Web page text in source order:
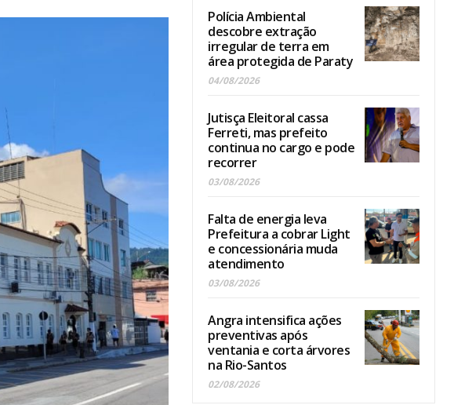
Polícia Ambiental
descobre extração
irregular de terra em
área protegida de Paraty
04/08/2026
Jutisça Eleitoral cassa
Ferreti, mas prefeito
continua no cargo e pode
recorrer
03/08/2026
Falta de energia leva
Prefeitura a cobrar Light
e concessionária muda
atendimento
03/08/2026
Angra intensifica ações
preventivas após
ventania e corta árvores
na Rio-Santos
02/08/2026